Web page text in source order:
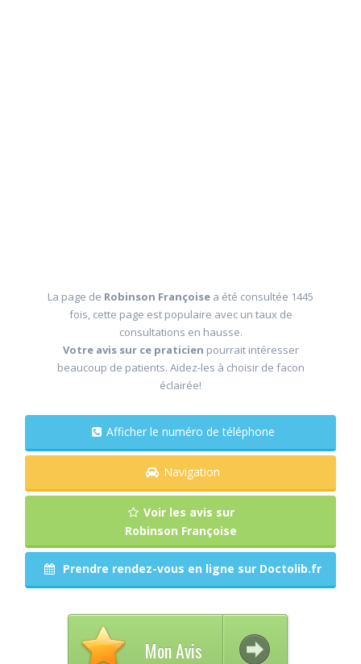
La page de Robinson Françoise a été consultée 1445
fois, cette page est populaire avec un taux de
consultations en hausse.
Votre avis sur ce praticien pourrait intéresser
beaucoup de patients. Aidez-les à choisir de facon
éclairée!
Afficher le numéro de téléphone
Navigation
Voir les avis sur
Robinson Françoise
Prendre rendez-vous en ligne sur Doctolib.fr
Mon Avis